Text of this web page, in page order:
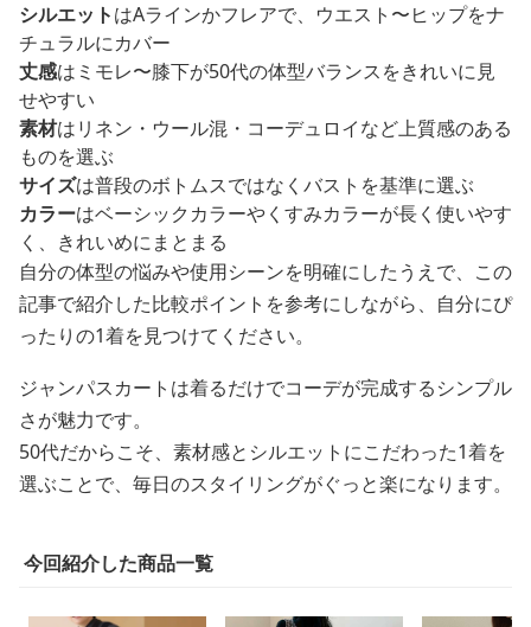
シルエットはAラインかフレアで、ウエスト〜ヒップをナ
チュラルにカバー
丈感はミモレ〜膝下が50代の体型バランスをきれいに見
せやすい
素材はリネン・ウール混・コーデュロイなど上質感のある
ものを選ぶ
サイズは普段のボトムスではなくバストを基準に選ぶ
カラーはベーシックカラーやくすみカラーが長く使いやす
く、きれいめにまとまる
自分の体型の悩みや使用シーンを明確にしたうえで、この
記事で紹介した比較ポイントを参考にしながら、自分にぴ
ったりの1着を見つけてください。
ジャンパスカートは着るだけでコーデが完成するシンプル
さが魅力です。
50代だからこそ、素材感とシルエットにこだわった1着を
選ぶことで、毎日のスタイリングがぐっと楽になります。
今回紹介した商品一覧